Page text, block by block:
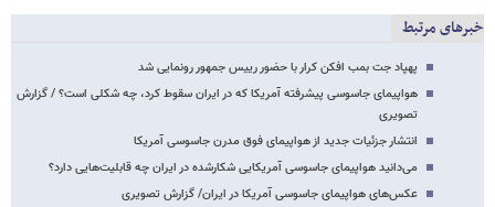
خبرهای مرتبط
پهپاد جت بمب افکن کرار با حضور رییس جمهور رونمایی شد
هواپیمای جاسوسی پیشرفته آمریکا که در ایران سقوط کرد، چه شکلی است؟ / گزارش
تصویری
انتشار جزئیات جدید از هواپیمای فوق مدرن جاسوسی آمریکا
می‌دانید هواپیمای جاسوسی آمریکایی شکارشده در ایران چه قابلیت‌هایی دارد؟
عکس‌های هواپیمای جاسوسی آمریکا در ایران/ گزارش تصویری